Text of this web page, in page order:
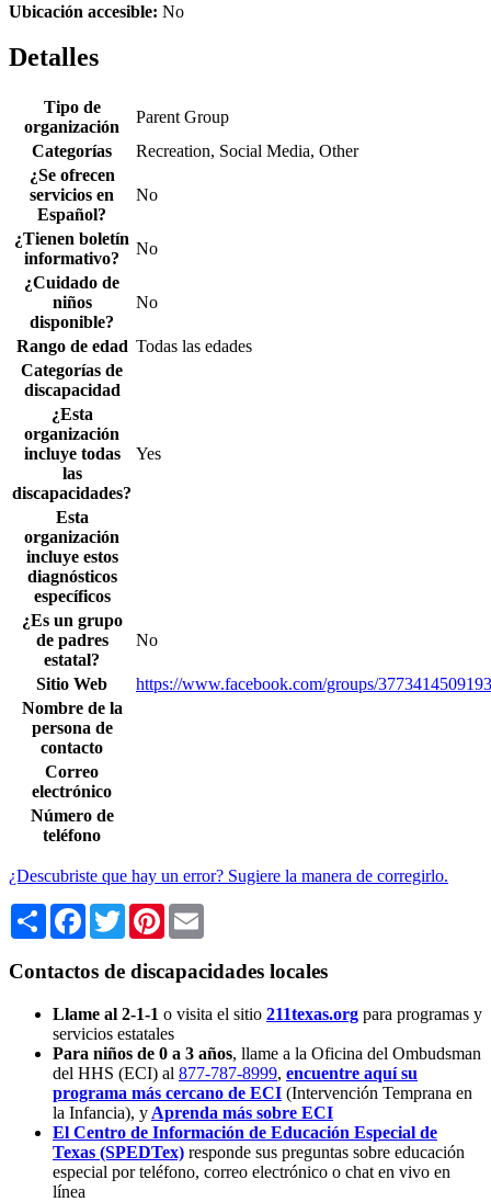
Ubicación accesible: No
Detalles
Tipo de
organización
Parent Group
Categorías
Recreation, Social Media, Other
¿Se ofrecen
servicios en
Español?
No
¿Tienen boletín
informativo?
No
¿Cuidado de
niños
disponible?
No
Rango de edad Todas las edades
Categorías de
discapacidad
¿Esta
organización
incluye todas
las
discapacidades?
Yes
Esta
organización
incluye estos
diagnósticos
específicos
¿Es un grupo
de padres
estatal?
No
Sitio Web
https://www.facebook.com/groups/
Nombre de la
persona de
contacto
Correo
electrónico
Número de
teléfono
¿Descubriste que hay un error? Sugiere la manera de corregirlo.
Share Facebook
TwitterPinterest
Contactos de discapacidades locales
Llame al 2-1-1 o visita el sitio 211texas.org para programas y
servicios estatales
Para niños de 0 a 3 años, llame a la Oficina del Ombudsman
del HHS (ECI) al 877-787-8999, encuentre aquí su
programa más cercano de ECI (Intervención Temprana en
la Infancia), y Aprenda más sobre ECI
El Centro de Información de Educación Especial de
Texas (SPEDTex) responde sus preguntas sobre educación
especial por teléfono, correo electrónico o chat en vivo en
línea